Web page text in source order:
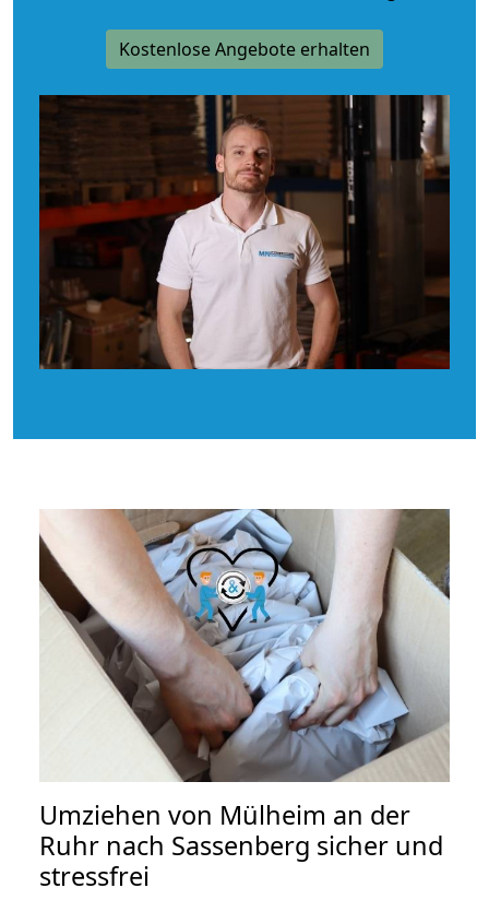
Kostenlose Angebote erhalten
Umziehen von Mülheim an der
Ruhr nach Sassenberg sicher und
stressfrei